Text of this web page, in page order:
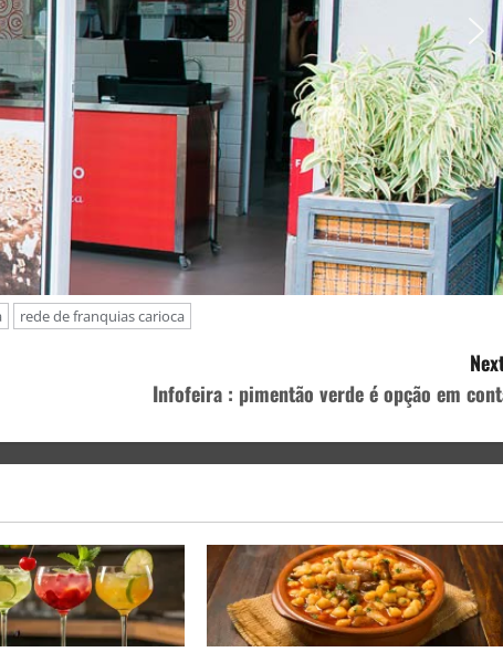
rede de franquias carioca
Infofeira : pimentão verde é opção em